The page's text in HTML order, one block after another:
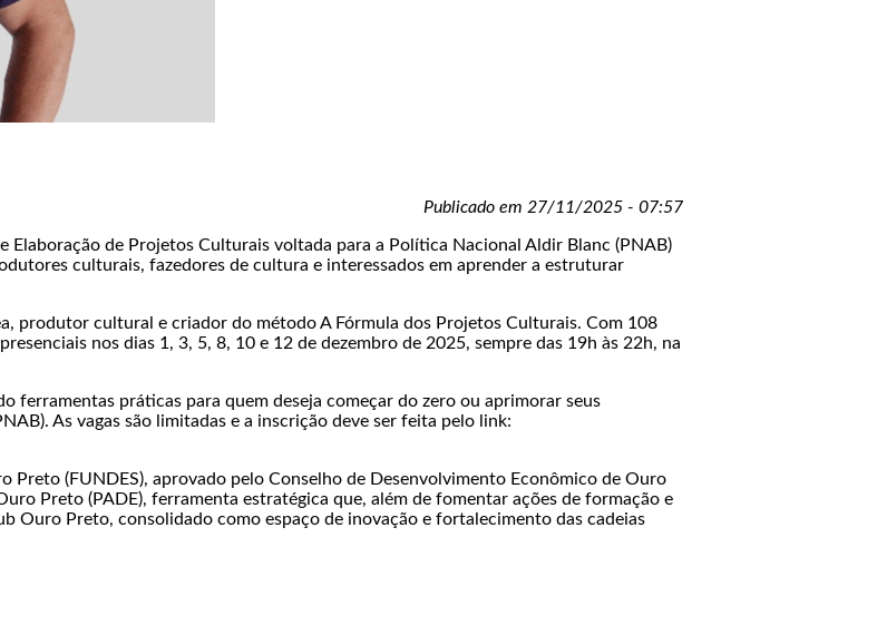
Publicado em 27/11/2025 - 07:57
de Projetos Culturais voltada para a Política Nacional Aldir Blanc (PNAB)
culturais, fazedores de cultura e interessados em aprender a estruturar
produtor cultural e criador do método A Fórmula dos Projetos Culturais. Com 108
nos dias 1, 3, 5, 8, 10 e 12 de dezembro de 2025, sempre das 19h às 22h, na
práticas para quem deseja começar do zero ou aprimorar seus
As vagas são limitadas e a inscrição deve ser feita pelo link:
(FUNDES), aprovado pelo Conselho de Desenvolvimento Econômico de Ouro
Preto (PADE), ferramenta estratégica que, além de fomentar ações de formação e
Preto, consolidado como espaço de inovação e fortalecimento das cadeias